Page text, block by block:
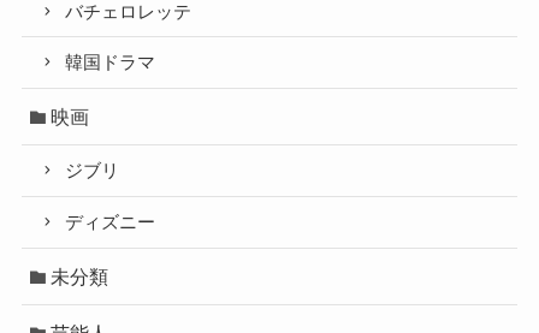
バチェロレッテ
韓国ドラマ
映画
ジブリ
ディズニー
未分類